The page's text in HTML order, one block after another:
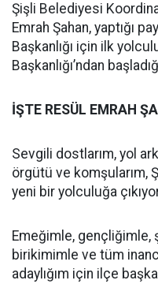
Şişli Belediyesi
Emrah Şahan, yaptığı
Başkanlığı için ilk
Başkanlığı’ndan
İŞTE RESÜL EMRAH
Sevgili dostlarım, yol
örgütü ve komşularım,
yeni bir yolculuğa
Emeğimle, gençliğimle,
birikimimle ve tüm
adaylığım için ilçe